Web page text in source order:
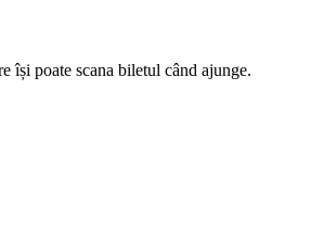
își poate scana biletul când ajunge.